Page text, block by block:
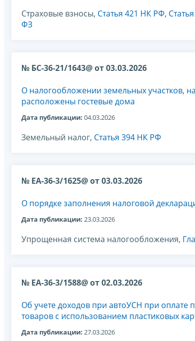
Страховые взносы, Статья 421 НК РФ,
ФЗ
№ БС-36-21/1643@ от 03.03.2026
О налогообложении земельных участков,
расположены гостевые дома
Дата публикации: 04.03.2026
Земельный налог, Статья 394 НК РФ
№ ЕА-36-3/1625@ от 03.03.2026
О порядке заполнения налоговой
Дата публикации: 23.03.2026
Упрощенная система налогообложения,
№ ЕА-36-3/1588@ от 02.03.2026
Об учете доходов при автоУСН при оплате
товаров с использованием пластиковых
Дата публикации: 27.03.2026